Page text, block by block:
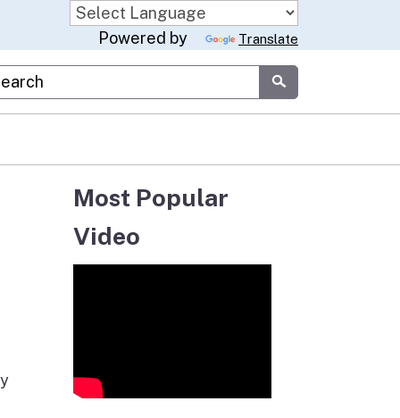
Powered by Translate
Google Search
Submit
Most Popular
Video